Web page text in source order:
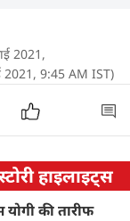
2021,
2021, 9:45 AM IST)
हाइलाइट्स
योगी की तारीफ